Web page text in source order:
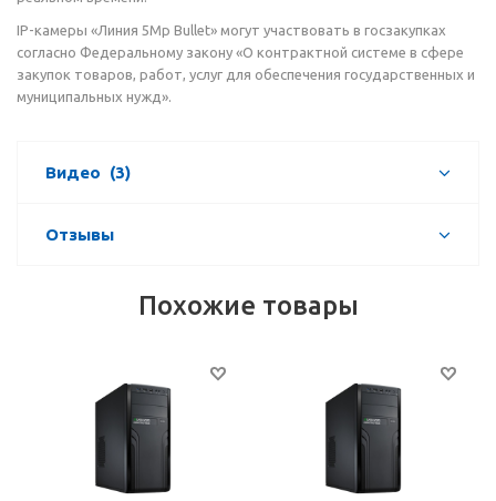
IP-камеры «Линия 5Mp Bullet» могут участвовать в госзакупках
согласно Федеральному закону «О контрактной системе в сфере
закупок товаров, работ, услуг для обеспечения государственных и
муниципальных нужд».
Видео (3)
Отзывы
Похожие товары